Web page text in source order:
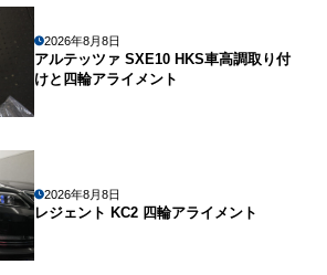
2026年8月8日
アルテッツァ SXE10 HKS車高調取り付
けと四輪アライメント
2026年8月8日
レジェント KC2 四輪アライメント